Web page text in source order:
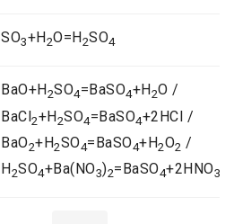
SO3+H 2O=H 2SO4
BaO+H 2SO4=BaSO4+H 2O /
BaCl2+H2SO4=BaSO4+2HCl /
BaO2+H2SO4=BaSO4+H2O2 /
H2SO4+Ba(NO3)2=BaSO4+2HNO3